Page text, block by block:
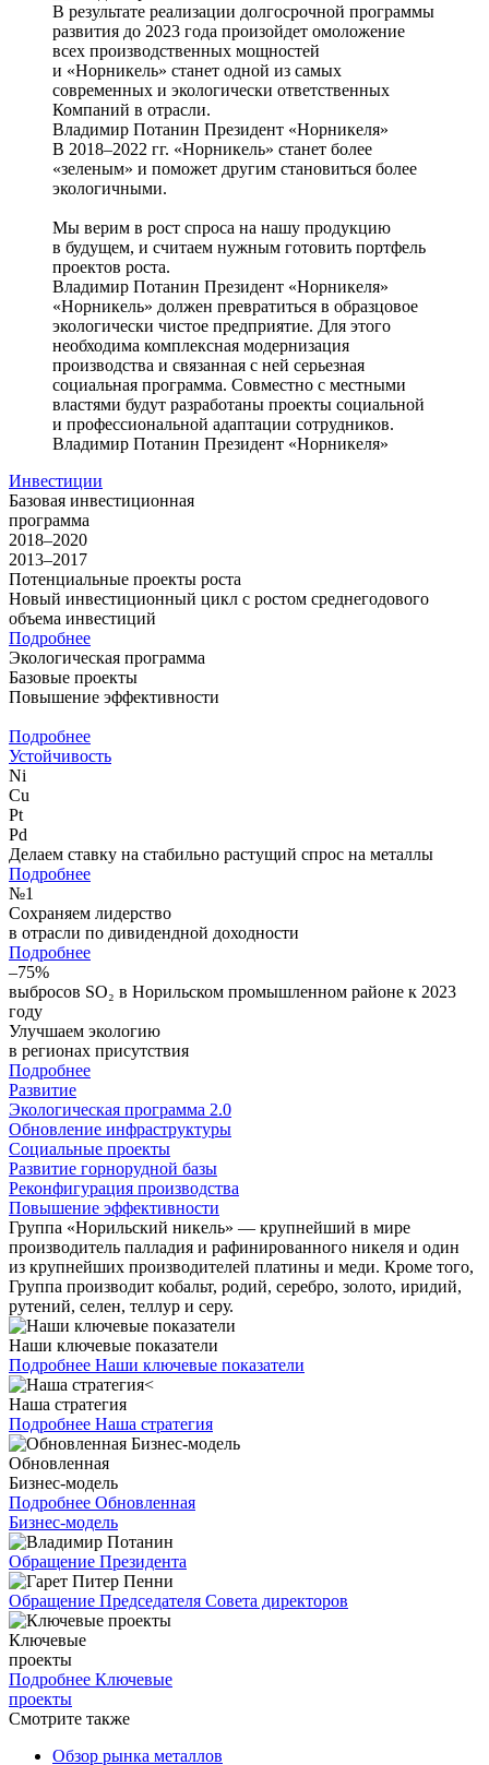
В результате реализации долгосрочной программы
развития до 2023 года произойдет омоложение
всех производственных мощностей
и «Норникель» станет одной из самых
современных и экологически ответственных
Компаний в отрасли.
Владимир Потанин Президент «Норникеля»
В 2018–2022 гг. «Норникель» станет более
«зеленым» и поможет другим становиться более
экологичными.
Мы верим в рост спроса на нашу продукцию
в будущем, и считаем нужным готовить портфель
проектов роста.
Владимир Потанин Президент «Норникеля»
«Норникель» должен превратиться в образцовое
экологически чистое предприятие. Для этого
необходима комплексная модернизация
производства и связанная с ней серьезная
социальная программа. Совместно с местными
властями будут разработаны проекты социальной
и профессиональной адаптации сотрудников.
Владимир Потанин Президент «Норникеля»
Инвестиции
Базовая инвестиционная
программа
2018–2020
2013–2017
Потенциальные проекты роста
Новый инвестиционный цикл с ростом среднегодового
объема инвестиций
Подробнее
Экологическая программа
Базовые проекты
Повышение эффективности
Подробнее
Устойчивость
Ni
Cu
Pt
Pd
Делаем ставку на стабильно растущий спрос на металлы
Подробнее
№1
Сохраняем лидерство
в отрасли по дивидендной доходности
Подробнее
–75%
выбросов SO₂ в Норильском промышленном районе к 2023
году
Улучшаем экологию
в регионах присутствия
Подробнее
Развитие
Экологическая программа 2.0
Обновление инфраструктуры
Социальные проекты
Развитие горнорудной базы
Реконфигурация производства
Повышение эффективности
Группа «Норильский никель» — крупнейший в мире
производитель палладия и рафинированного никеля и один
из крупнейших производителей платины и меди. Кроме того,
Группа производит кобальт, родий, серебро, золото, иридий,
рутений, селен, теллур и серу.
Наши ключевые показатели
Подробнее Наши ключевые показатели
Наша стратегия
Подробнее Наша стратегия
Обновленная
Бизнес-модель
Подробнее Обновленная
Бизнес-модель
Обращение Президента
Обращение Председателя Совета директоров
Ключевые
проекты
Подробнее Ключевые
проекты
Смотрите также
Обзор рынка металлов